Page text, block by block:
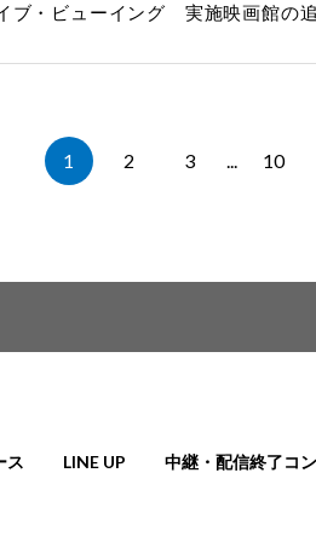
ブ・ビューイング 実施映画館の追
1 2 3 ... 10
ス LINE UP 中継・配信終了コ